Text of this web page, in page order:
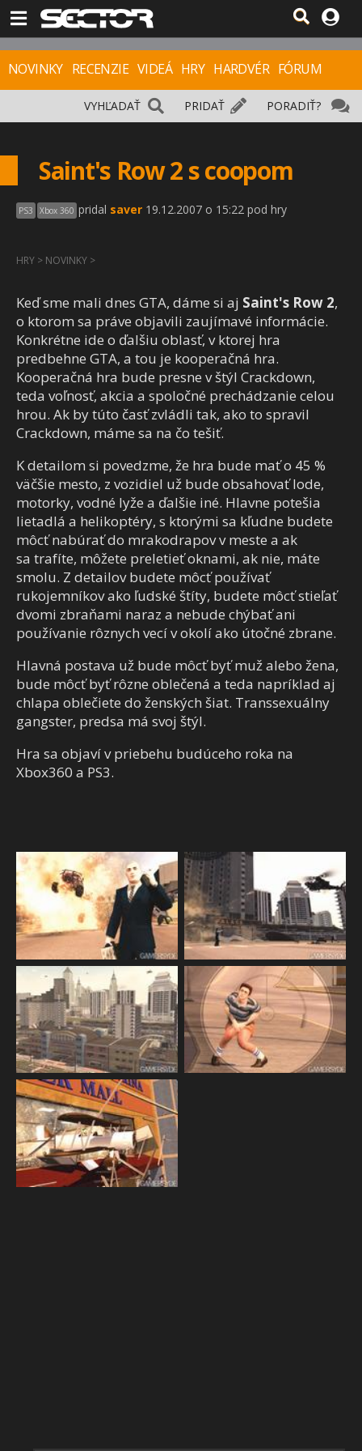
NOVINKY RECENZIE VIDEÁ HRY HARDVÉR FÓRUM
PORADIŤ?
PRIDAŤ
VYHĽADAŤ
Saint's Row 2 s coopom
PS3 Xbox 360 pridal saver 19.12.2007 o 15:22 pod hry
HRY > NOVINKY >
Keď sme mali dnes GTA, dáme si aj Saint's Row 2,
o ktorom sa práve objavili zaujímavé informácie.
Konkrétne ide o ďalšiu oblasť, v ktorej hra
predbehne GTA, a tou je kooperačná hra.
Kooperačná hra bude presne v štýl Crackdown,
teda voľnosť, akcia a spoločné prechádzanie celou
hrou. Ak by túto časť zvládli tak, ako to spravil
Crackdown, máme sa na čo tešiť.
K detailom si povedzme, že hra bude mať o 45 %
väčšie mesto, z vozidiel už bude obsahovať lode,
motorky, vodné lyže a ďalšie iné. Hlavne potešia
lietadlá a helikoptéry, s ktorými sa kľudne budete
môcť nabúrať do mrakodrapov v meste a ak
sa trafíte, môžete preletieť oknami, ak nie, máte
smolu. Z detailov budete môcť používať
rukojemníkov ako ľudské štíty, budete môcť stieľať
dvomi zbraňami naraz a nebude chýbať ani
používanie rôznych vecí v okolí ako útočné zbrane.
Hlavná postava už bude môcť byť muž alebo žena,
bude môcť byť rôzne oblečená a teda napríklad aj
chlapa oblečiete do ženských šiat. Transsexuálny
gangster, predsa má svoj štýl.
Hra sa objaví v priebehu budúceho roka na
Xbox360 a PS3.